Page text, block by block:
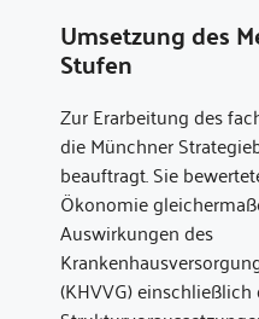
Umsetzung des
Stufen
Zur Erarbeitung des
die Münchner
beauftragt. Sie
Ökonomie
Auswirkungen des
(KHVVG) einschließlich